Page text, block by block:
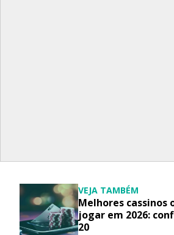
VEJA TAMBÉM
Melhores cassinos
jogar em 2026:
20